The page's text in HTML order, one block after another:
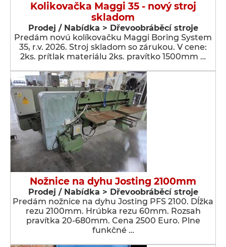
Kolikovačka Maggi 35 - nový stroj
skladom
Prodej / Nabídka > Dřevoobráběcí stroje
Predám novú kolíkovačku Maggi Boring System
35, r.v. 2026. Stroj skladom so zárukou. V cene:
2ks. prítlak materiálu 2ks. pravítko 1500mm …
Nožnice na dyhu Josting 2100mm
Prodej / Nabídka > Dřevoobráběcí stroje
Predám nožnice na dyhu Josting PFS 2100. Dĺžka
rezu 2100mm. Hrúbka rezu 60mm. Rozsah
pravítka 20-680mm. Cena 2500 Euro. Plne
funkčné …